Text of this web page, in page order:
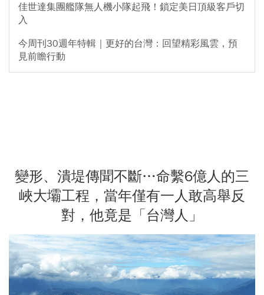
佳世達集團艦隊無人機小隊起飛！鎖定美日頂級客戶切
入
今周刊30週年特輯｜更好的台灣：回望精彩風雲，預
見前瞻行動
變形、潰堤傳聞不斷…命繫6億人的三
峽大壩工程，當年僅有一人敢高舉反
對，他竟是「台灣人」